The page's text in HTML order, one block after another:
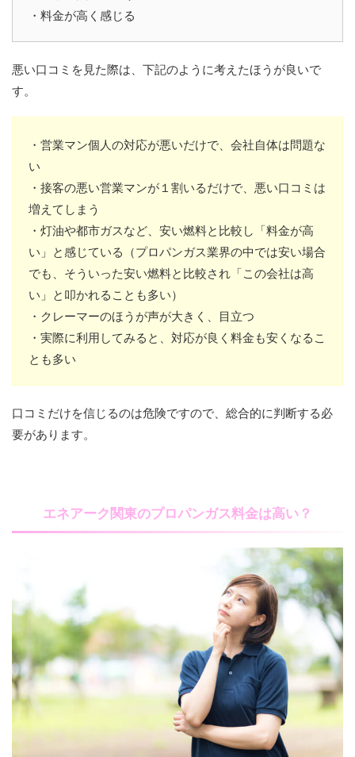
・料金が高く感じる
悪い口コミを見た際は、下記のように考えたほうが良いで
す。
・営業マン個人の対応が悪いだけで、会社自体は問題な
い
・接客の悪い営業マンが１割いるだけで、悪い口コミは
増えてしまう
・灯油や都市ガスなど、安い燃料と比較し「料金が高
い」と感じている（プロパンガス業界の中では安い場合
でも、そういった安い燃料と比較され「この会社は高
い」と叩かれることも多い）
・クレーマーのほうが声が大きく、目立つ
・実際に利用してみると、対応が良く料金も安くなるこ
とも多い
口コミだけを信じるのは危険ですので、総合的に判断する必
要があります。
エネアーク関東のプロパンガス料金は高い？